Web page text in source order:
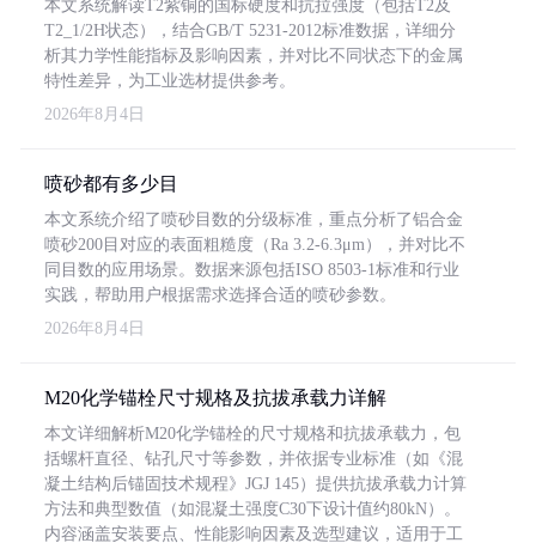
本文系统解读T2紫铜的国标硬度和抗拉强度（包括T2及
T2_1/2H状态），结合GB/T 5231-2012标准数据，详细分
析其力学性能指标及影响因素，并对比不同状态下的金属
特性差异，为工业选材提供参考。
2026年8月4日
喷砂都有多少目
本文系统介绍了喷砂目数的分级标准，重点分析了铝合金
喷砂200目对应的表面粗糙度（Ra 3.2-6.3μm），并对比不
同目数的应用场景。数据来源包括ISO 8503-1标准和行业
实践，帮助用户根据需求选择合适的喷砂参数。
2026年8月4日
M20化学锚栓尺寸规格及抗拔承载力详解
本文详细解析M20化学锚栓的尺寸规格和抗拔承载力，包
括螺杆直径、钻孔尺寸等参数，并依据专业标准（如《混
凝土结构后锚固技术规程》JGJ 145）提供抗拔承载力计算
方法和典型数值（如混凝土强度C30下设计值约80kN）。
内容涵盖安装要点、性能影响因素及选型建议，适用于工